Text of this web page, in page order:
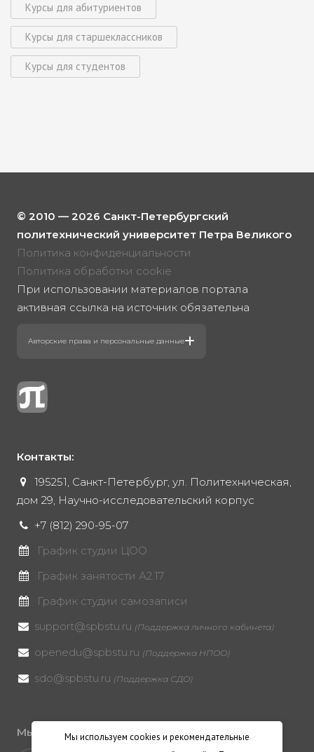
Курсы для абитуриентов
Курсы для старшеклассников
Курсы для студентов
© 2010 — 2026 Санкт-Петербургский
политехнический университет Петра Великого
Политика конфиденциальности
Политика обработки cookie
При использовании материалов портала
активная ссылка на источник обязательна
Авторские права и персональные данные
Фотографии размещены с согласия
ГК РФ «Охрана изображения гражданина»,
все фотоматериалы являются объектами
авторского права. Их копирование
Контакты:
195251, Санкт-Петербург, ул. Политехническая,
дом 29, Научно-исследовательский корпус
+7 (812) 290-95-07
График студии ЦОО
График занятости А2.17
График студии самозаписи
support@spbstu.ru (Поддержка личного кабинета)
openedu@spbstu.ru (Поддержка НПОО)
sdo@spbstu.ru (Поддержка СДО)
Мы в социальных ресурсах
Мы используем cookies и рекомендательные